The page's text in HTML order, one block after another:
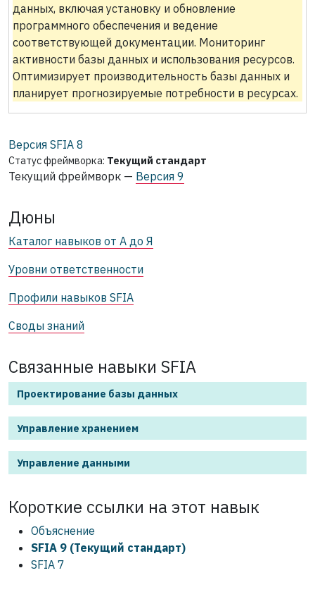
данных, включая установку и обновление
программного обеспечения и ведение
соответствующей документации. Мониторинг
активности базы данных и использования ресурсов.
Оптимизирует производительность базы данных и
планирует прогнозируемые потребности в ресурсах.
Версия SFIA 8
Статус фреймворка: Текущий стандарт
Текущий фреймворк — Версия 9
Дюны
Каталог навыков от А до Я
Уровни ответственности
Профили навыков SFIA
Своды знаний
Связанные навыки SFIA
Проектирование базы данных
Управление хранением
Управление данными
Короткие ссылки на этот навык
Объяснение
SFIA 9 (Текущий стандарт)
SFIA 7